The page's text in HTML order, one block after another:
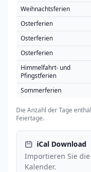
Weihnachtsferien
Osterferien
Osterferien
Osterferien
Himmelfahrt- und
Pfingstferien
Sommerferien
Die Anzahl der Tage
Feiertage.
iCal Download
Importieren Sie
Kalender.